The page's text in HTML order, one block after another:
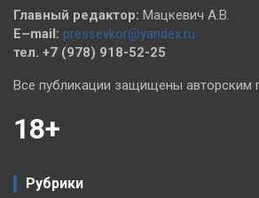
Главный редактор: Мацкевич А.В.
E–mail: pressevkor@yandex.ru
тел. +7 (978) 918-52-25
Все публикации защищены авторским
18+
Рубрики